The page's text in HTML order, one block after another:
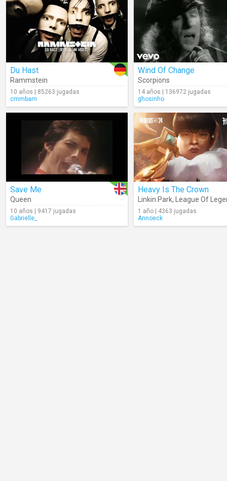
Du Hast
Rammstein
10 años | 85263 jugadas
cmmbarn
Wind Of Change
Scorpions
14 años | 136972 jugadas
ghosinho
Save Me
Queen
10 años | 9417 jugadas
Gabrielle_
Heavy Is The Crown
Linkin Park, League Of
1 año | 4363 jugadas
Annoeck